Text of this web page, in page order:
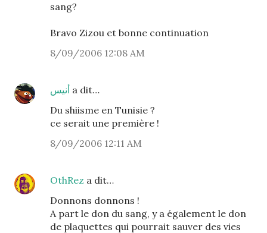
sang?
Bravo Zizou et bonne continuation
8/09/2006 12:08 AM
أنيس a dit…
Du shiisme en Tunisie ?
ce serait une première !
8/09/2006 12:11 AM
OthRez a dit…
Donnons donnons !
A part le don du sang, y a également le don
de plaquettes qui pourrait sauver des vies